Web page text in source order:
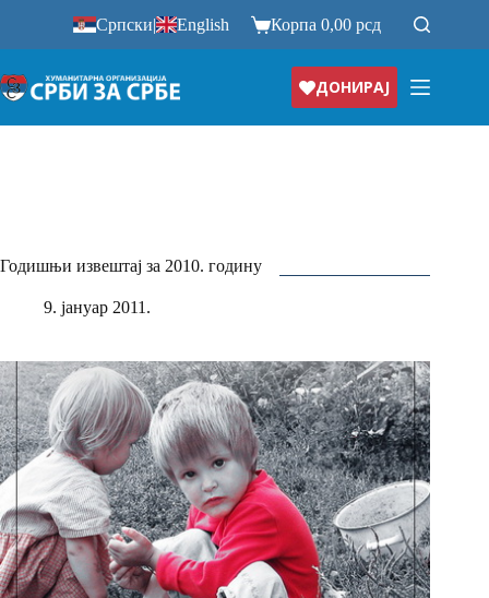
Српски| English Корпа0,00рсд
ДОНИРАЈ
Годишњи извештај за 2010. годину
9. јануар 2011.